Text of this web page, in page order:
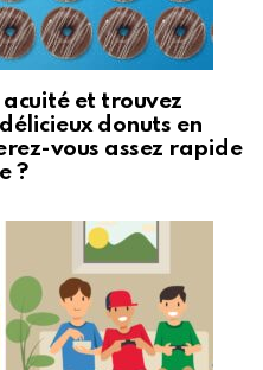
et trouvez
donuts en
vous assez rapide
?